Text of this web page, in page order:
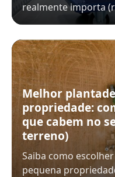
realmente importa
Melhor
propriedade:
que cabem no
terreno)
Saiba como
pequena